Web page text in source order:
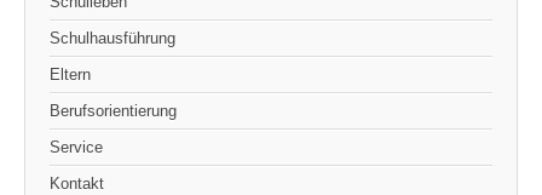
Schulhausführung
Eltern
Berufsorientierung
Service
Kontakt